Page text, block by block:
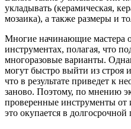
укладывать (керамическая,
мозаика), а также размеры и
Многие начинающие мастера
инструментах, полагая, что
многоразовые варианты.
могут быстро выйти из строя
что в результате приведет к
заново. Поэтому, по мнению
проверенные инструменты
это окупается в долгосрочной